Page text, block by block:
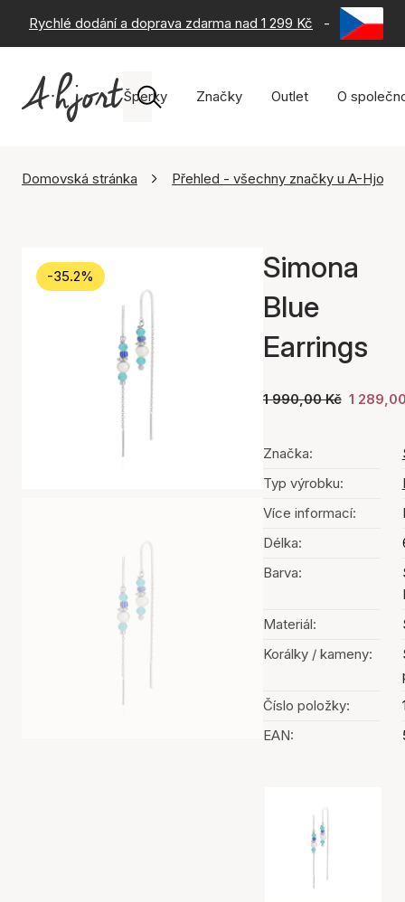
Rychlé dodání a doprava zdarma nad 1 299 Kč - 60 dní
Šperky Značky Outlet O
Domovská stránka Přehled - všechny značky u A-Hjort
-35.2%
Simona
Blue
Earrings
1 990,00 Kč 1
Značka:
Typ výrobku:
Více informací:
Délka:
Barva:
Materiál:
Korálky / kameny:
Číslo položky:
EAN: